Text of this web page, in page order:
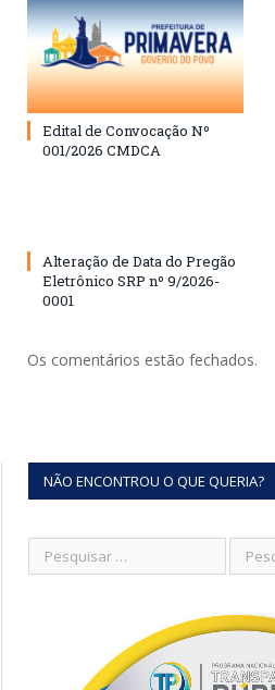
Edital de Convocação Nº
001/2026 CMDCA
Alteração de Data do Pregão
Eletrônico SRP nº 9/2026-
0001
Os comentários estão fechados.
NÃO ENCONTROU O QUE QUERIA?